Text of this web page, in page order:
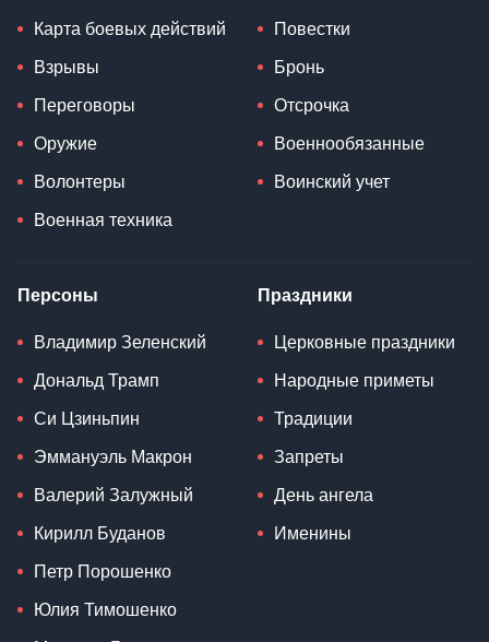
Карта боевых действий
Взрывы
Переговоры
Оружие
Волонтеры
Военная техника
Повестки
Бронь
Отсрочка
Военнообязанные
Воинский учет
Персоны
Владимир Зеленский
Дональд Трамп
Си Цзиньпин
Эммануэль Макрон
Валерий Залужный
Кирилл Буданов
Петр Порошенко
Юлия Тимошенко
Праздники
Церковные праздники
Народные приметы
Традиции
Запреты
День ангела
Именины